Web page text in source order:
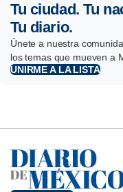
Tu ciudad. Tu
Tu diario.
Únete a nuestra
los temas que mueven a
UNIRME A LA LISTA